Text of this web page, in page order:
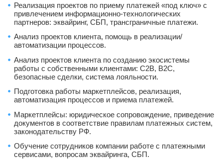
Реализация проектов по приему платежей «под ключ» с
привлечением информационно-технологических
партнеров: эквайринг, СБП, трансграничные платежи.
Анализ проектов клиента, помощь в реализации/
автоматизации процессов.
Анализ проектов клиента по созданию экосистемы
работы с собственными клиентами: C2B, B2C,
безопасные сделки, система лояльности.
Подготовка работы маркетплейсов, реализация,
автоматизация процессов и приема платежей.
Маркетплейсы: юридическое сопровождение, приведение
документов в соответствие правилам платежных систем,
законодательству РФ.
Обучение сотрудников компании работе с платежными
сервисами, вопросам эквайринга, СБП.